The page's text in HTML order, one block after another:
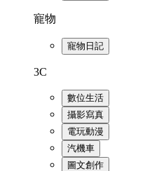
寵物
寵物日記
3C
數位生活
攝影寫真
電玩動漫
汽機車
圖文創作